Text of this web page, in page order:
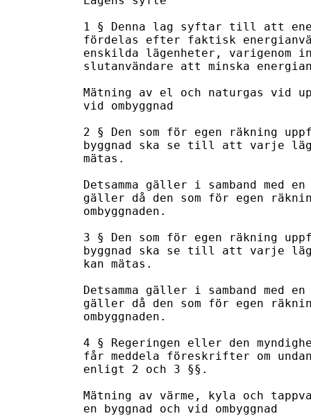
1 § Denna lag syftar till att
fördelas efter faktisk
enskilda lägenheter, varigenom
slutanvändare att minska
Mätning av el och naturgas vid
vid ombyggnad
2 § Den som för egen räkning
byggnad ska se till att varje
mätas.
Detsamma gäller i samband med
gäller då den som för egen
ombyggnaden.
3 § Den som för egen räkning
byggnad ska se till att varje
kan mätas.
Detsamma gäller i samband med
gäller då den som för egen
ombyggnaden.
4 § Regeringen eller den
får meddela föreskrifter om
enligt 2 och 3 §§.
Mätning av värme, kyla och
en byggnad och vid ombyggnad